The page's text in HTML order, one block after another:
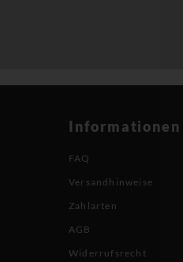
Informationen
FAQ
Versandhinweise
Zahlarten
AGB
Widerrufsrecht